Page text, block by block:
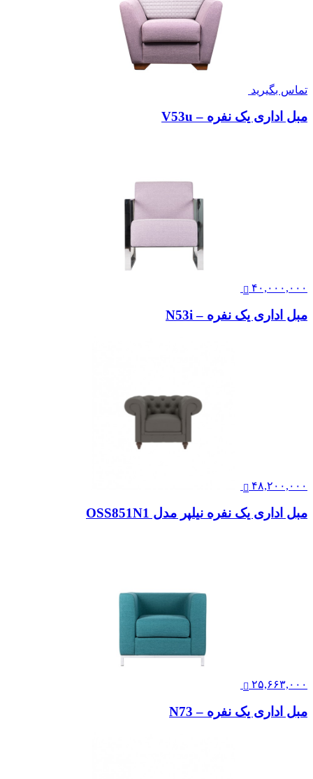
تماس بگیرید
مبل اداری یک نفره – V53u
۴۰,۰۰۰,۰۰۰
مبل اداری یک نفره – N53i
۴۸,۲۰۰,۰۰۰
مبل اداری یک نفره نیلپر مدل OSS851N1
۲۵,۶۶۳,۰۰۰
مبل اداری یک نفره – N73